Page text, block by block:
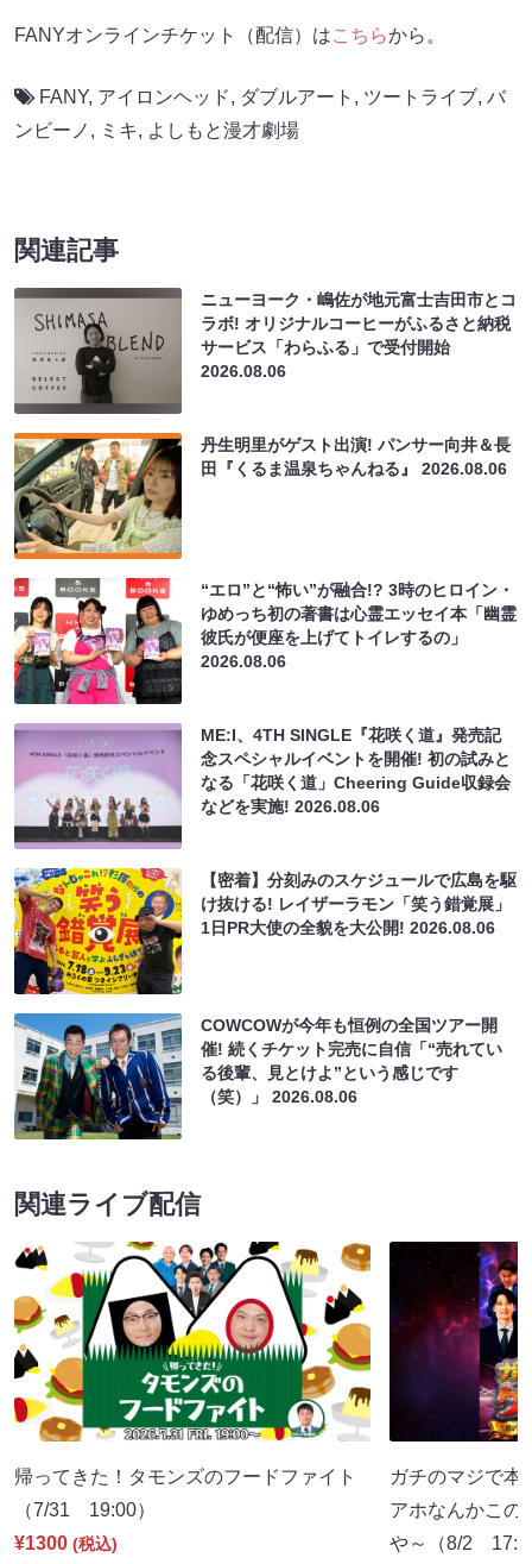
FANYオンラインチケット（配信）はこちらから。
FANY, アイロンヘッド, ダブルアート , ツートライブ, バ
ンビーノ , ミキ, よしもと漫才劇場
関連記事
ニューヨーク・嶋佐が地元富士吉田市とコ
ラボ! オリジナルコーヒーがふるさと納税
サービス「わらふる」で受付開始
2026.08.06
丹生明里がゲスト出演! パンサー向井＆長
田『くるま温泉ちゃんねる』2026.08.06
“エロ”と“怖い”が融合!? 3時のヒロイン・
ゆめっち初の著書は心霊エッセイ本「幽霊
彼氏が便座を上げてトイレするの」
2026.08.06
ME:I、4TH SINGLE『花咲く道』発売記
念スペシャルイベントを開催! 初の試みと
なる「花咲く道」Cheering Guide収録会
などを実施!2026.08.06
【密着】分刻みのスケジュールで広島を駆
け抜ける! レイザーラモン「笑う錯覚展」
1日PR大使の全貌を大公開!2026.08.06
COWCOWが今年も恒例の全国ツアー開
催! 続くチケット完売に自信「“売れてい
る後輩、見とけよ”という感じです
（笑）」2026.08.06
関連ライブ配信
帰ってきた！タモンズのフードファイト
（7/31 19:00）
¥1300 (税込)
ガチのマジで本
アホなんかこの
や～（8/2